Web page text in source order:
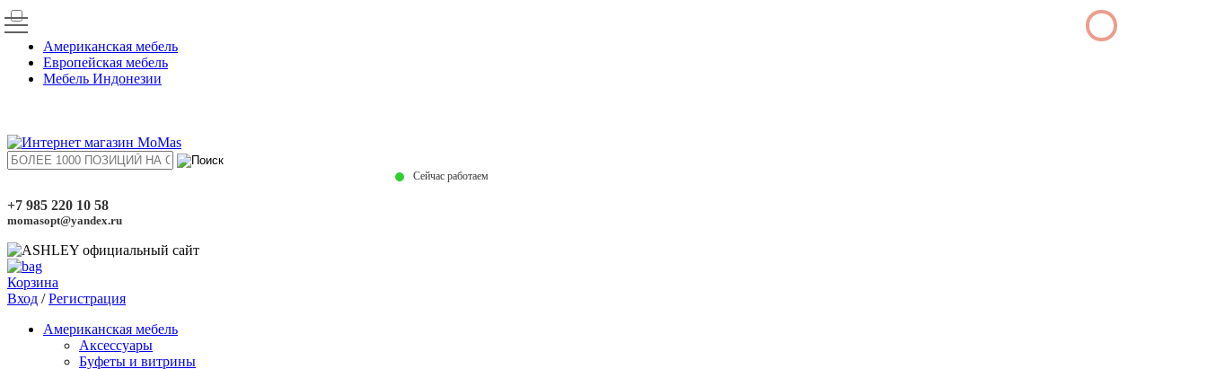
Американская мебель
Европейская мебель
Мебель Индонезии
Сейчас работаем
+7 985 220 10 58
momasopt@yandex.ru
Корзина
Вход /Регистрация
Американская мебель
Аксессуары
Буфеты и витрины